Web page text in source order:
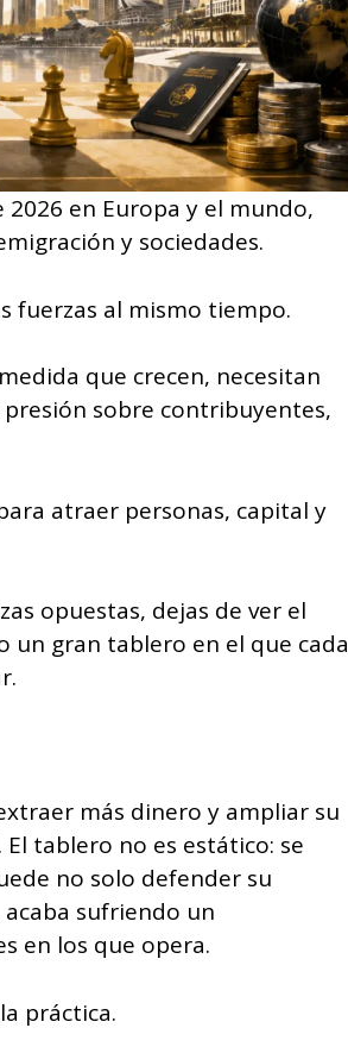
2026 en Europa y el mundo,
y sociedades.
fuerzas al mismo tiempo.
que crecen, necesitan
sobre contribuyentes,
atraer personas, capital y
opuestas, dejas de ver el
un gran tablero en el que cada
más dinero y ampliar su
tablero no es estático: se
no solo defender su
sufriendo un
en los que opera.
práctica.